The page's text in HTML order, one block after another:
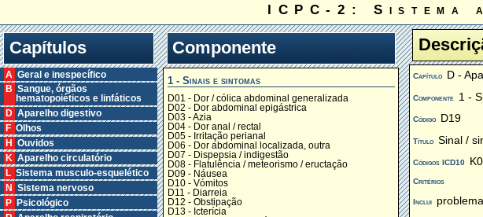
ICPC-2:
Capítulos
A Geral e inespecífico
B Sangue, órgãos
hematopoiéticos e linfáticos
D Aparelho digestivo
F Olhos
H Ouvidos
K Aparelho circulatório
L Sistema musculo-esquelético
N Sistema nervoso
P Psicológico
Componente
1 - Sinais e sintomas
D01 - Dor / cólica abdominal generalizada
D02 - Dor abdominal epigástrica
D03 - Azia
D04 - Dor anal / rectal
D05 - Irritação perianal
D06 - Dor abdominal localizada, outra
D07 - Dispepsia / indigestão
D08 - Flatulência / meteorismo / eructação
D09 - Náusea
D10 - Vómitos
D11 - Diarreia
D12 - Obstipação
D13 - Icterícia
Capítulo D -
Componente 1 -
Código D19
Título Sinal /
Códigos ICD10
Critérios
Inclui